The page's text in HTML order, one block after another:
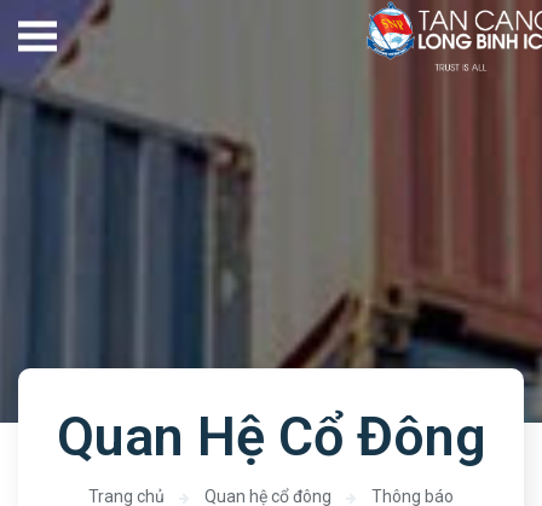
Quan Hệ Cổ Đông
Trang chủ Quan hệ cổ đông Thông báo